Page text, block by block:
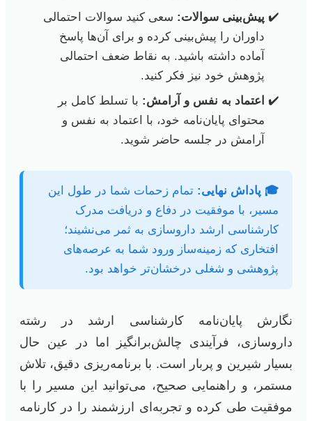
پیش‌بینی سوالات: سعی کنید سوالات احتمالی
داوران را پیش‌بینی کرده و برای آن‌ها پاسخ
آماده داشته باشید. به نقاط ضعف احتمالی
پژوهش خود نیز فکر کنید.
اعتماد به نفس و آرامش: با تسلط کامل بر
محتوای پایان‌نامه خود، با اعتماد به نفس و
آرامش در جلسه حاضر شوید.
🎓 پاداش نهایی: تمام زحمات شما در طول این
مسیر، با موفقیت در دفاع و دریافت مدرک
کارشناسی ارشد داروسازی به ثمر می‌نشیند؛
افتخاری که زمینه‌ساز ورود شما به عرصه‌های
پژوهشی و شغلی درخشان‌تر خواهد بود.
نگارش پایان‌نامه کارشناسی ارشد در رشته
داروسازی، فرآیندی چالش‌برانگیز اما در عین حال
بسیار شیرین و پربار است. با برنامه‌ریزی دقیق، تلاش
مستمر، و راهنمایی صحیح، می‌توانید این مسیر را با
موفقیت طی کرده و تجربه‌ای ارزشمند را در کارنامه